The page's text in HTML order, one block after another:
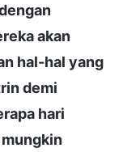
akan
hal-hal yang
demi
hari